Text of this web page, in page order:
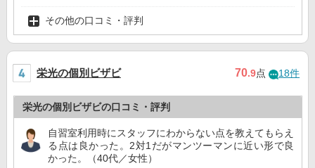
その他の口コミ・評判
栄光の個別ビザビ 70.9点 18件
栄光の個別ビザビの口コミ・評判
自習室利用時にスタッフにわからない点を教えてもらえ
る点は良かった。2対1だがマンツーマンに近い形で良
かった。（40代／女性）